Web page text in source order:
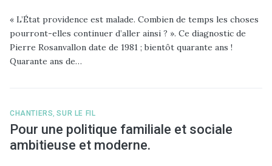
« L’État providence est malade. Combien de temps les choses
pourront-elles continuer d’aller ainsi ? ». Ce diagnostic de
Pierre Rosanvallon date de 1981 ; bientôt quarante ans !
Quarante ans de…
CHANTIERS ,SUR LE FIL
Pour une politique familiale et sociale
ambitieuse et moderne.